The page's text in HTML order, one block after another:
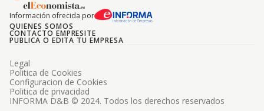
Información ofrecida por
QUIENES SOMOS
CONTACTO EMPRESITE
PUBLICA O EDITA TU EMPRESA
INFORMA D&B © 2024. Todos los derechos reservados
Legal
Politica de Cookies
Configuracion de Cookies
Politica de privacidad